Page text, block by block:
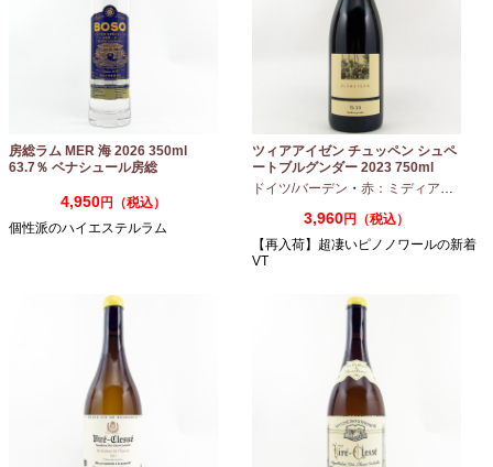
房総ラム MER 海 2026 350ml
63.7％ ベナシュール房総
4,950円（税込）
個性派のハイエステルラム
ツィアアイゼン チュッペン シュペ
ートブルグンダー 2023 750ml
ドイツ/バーデン ・ 赤：ミディアムボディ
3,960円（税込）
【再入荷】超凄いピノノワールの新着
VT